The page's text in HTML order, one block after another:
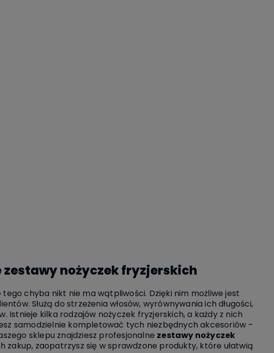
nożyczek fryzjerskich
chyba nikt nie ma wątpliwości. Dzięki nim możliwe jest
Służą do strzeżenia włosów, wyrównywania ich długości,
Istnieje kilka rodzajów nożyczek fryzjerskich, a każdy z nich
samodzielnie kompletować tych niezbędnych akcesoriów –
sklepu znajdziesz profesjonalne zestawy nożyczek
zakup, zaopatrzysz się w sprawdzone produkty, które ułatwią